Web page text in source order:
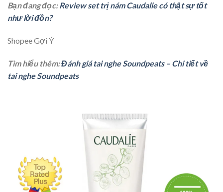
Bạn đang đọc:Review set trị nám Caudalie có thật sự tốt
như lời đồn?
Shopee Gợi Ý
Tìm hiểu thêm:Đánh giá tai nghe Soundpeats – Chi tiết về
tai nghe Soundpeats